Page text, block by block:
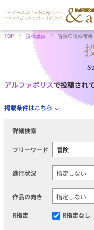
TOP 投稿漫画 冒険の検索結果
アルファポリスで投稿され
掲載条件はこちら
詳細検索
フリーワード
進行状況
作品の向き
R指定 R指定なし